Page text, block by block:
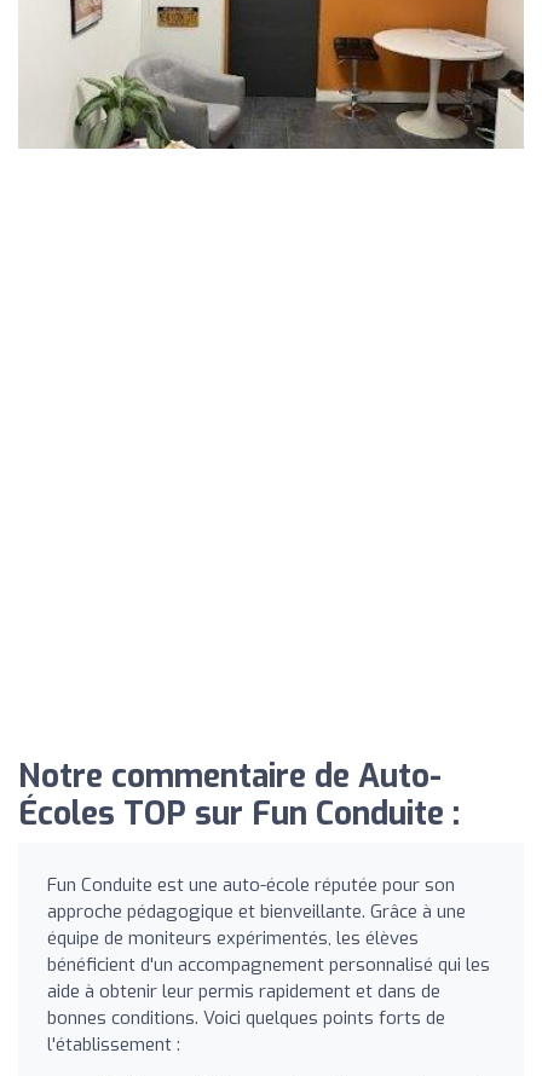
Notre commentaire de Auto-
Écoles TOP sur Fun Conduite :
Fun Conduite est une auto-école réputée pour son
approche pédagogique et bienveillante. Grâce à une
équipe de moniteurs expérimentés, les élèves
bénéficient d'un accompagnement personnalisé qui les
aide à obtenir leur permis rapidement et dans de
bonnes conditions. Voici quelques points forts de
l'établissement :